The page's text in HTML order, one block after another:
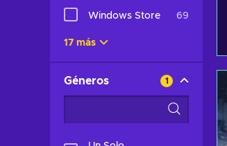
Windows Store 69
17 más
Géneros 1